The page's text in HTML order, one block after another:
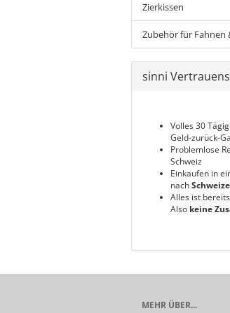
Zierkissen
Zubehör für Fahnen
sinni
Volles 30
Geld-zurück-
Problemlose
Schweiz
Einkaufen in
nach
Alles ist
Also keine
MEHR ÜBER...